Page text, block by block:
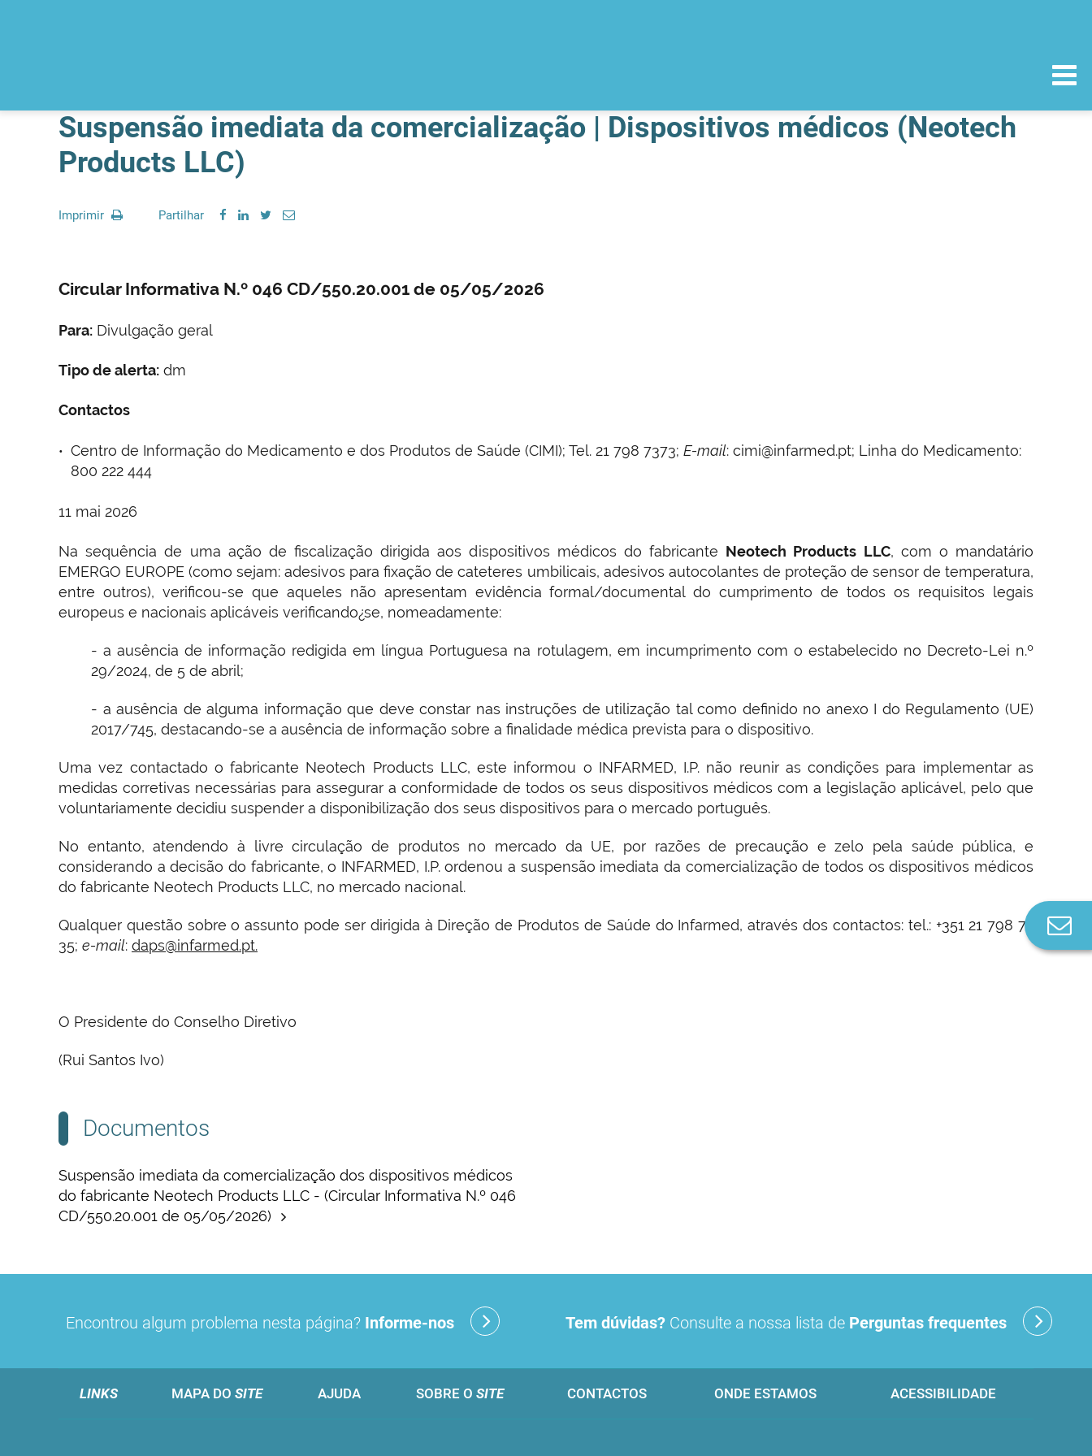
Suspensão imediata da comercialização | Dispositivos médicos (Neotech
Products LLC)
Imprimir Partilhar
Circular Informativa N.º 046 CD/550.20.001 de 05/05/2026
Para: Divulgação geral
Tipo de alerta: dm
Contactos
Centro de Informação do Medicamento e dos Produtos de Saúde (CIMI); Tel. 21 798 7373; E-mail: cimi@infarmed.pt; Linha do Medicamento:
800 222 444
11 mai 2026
Na sequência de uma ação de fiscalização dirigida aos dispositivos médicos do fabricante Neotech Products LLC, com o mandatário
EMERGO EUROPE (como sejam: adesivos para fixação de cateteres umbilicais, adesivos autocolantes de proteção de sensor de temperatura,
entre outros), verificou-se que aqueles não apresentam evidência formal/documental do cumprimento de todos os requisitos legais
europeus e nacionais aplicáveis verificando¿se, nomeadamente:
- a ausência de informação redigida em língua Portuguesa na rotulagem, em incumprimento com o estabelecido no Decreto-Lei n.º
29/2024, de 5 de abril;
- a ausência de alguma informação que deve constar nas instruções de utilização tal como definido no anexo I do Regulamento (UE)
2017/745, destacando-se a ausência de informação sobre a finalidade médica prevista para o dispositivo.
Uma vez contactado o fabricante Neotech Products LLC, este informou o INFARMED, I.P. não reunir as condições para implementar as
medidas corretivas necessárias para assegurar a conformidade de todos os seus dispositivos médicos com a legislação aplicável, pelo que
voluntariamente decidiu suspender a disponibilização dos seus dispositivos para o mercado português.
No entanto, atendendo à livre circulação de produtos no mercado da UE, por razões de precaução e zelo pela saúde pública, e
considerando a decisão do fabricante, o INFARMED, I.P. ordenou a suspensão imediata da comercialização de todos os dispositivos médicos
do fabricante Neotech Products LLC, no mercado nacional.
Qualquer questão sobre o assunto pode ser dirigida à Direção de Produtos de Saúde do Infarmed, através dos contactos: tel.: +351 21 798 72
35; e-mail: daps@infarmed.pt.
O Presidente do Conselho Diretivo
(Rui Santos Ivo)
Documentos
Suspensão imediata da comercialização dos dispositivos médicos
do fabricante Neotech Products LLC - (Circular Informativa N.º 046
CD/550.20.001 de 05/05/2026)
Encontrou algum problema nesta página? Informe-nos Tem dúvidas? Consulte a nossa lista de Perguntas frequentes
LINKS MAPA DO SITE AJUDA SOBRE O SITE CONTACTOS ONDE ESTAMOS ACESSIBILIDADE